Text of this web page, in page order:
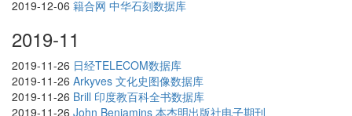
2019-12-06 籍合网 中华石刻数据库
2019-11
2019-11-26 日经TELECOM数据库
2019-11-26 Arkyves 文化史图像数据库
2019-11-26 Brill 印度教百科全书数据库
2019-11-26 John Benjamins 本杰明出版社电子期刊